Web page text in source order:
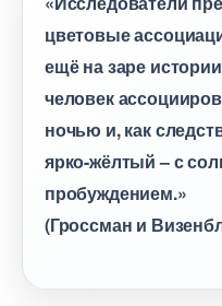
цветовые
ещё на заре
человек
ночью и, как
ярко-жёлтый – с
пробуждением.»
(Гроссман и